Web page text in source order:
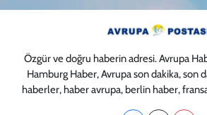
Özgür ve doğru haberin adresi. Avrupa
Hamburg Haber, Avrupa son dakika, son
haberler, haber avrupa, berlin haber,